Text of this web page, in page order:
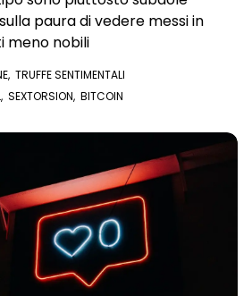
paura di vedere messi in
meno nobili
, TRUFFE SENTIMENTALI
, SEXTORSION, BITCOIN